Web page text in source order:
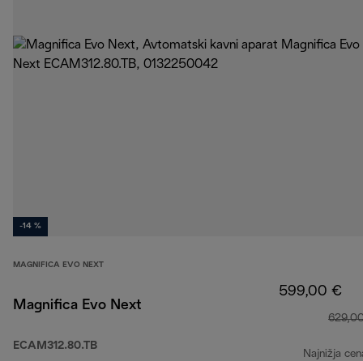
-14 %
MAGNIFICA EVO NEXT
Magnifica Evo Next
ECAM312.80.TB
599,00 €
Najnižja